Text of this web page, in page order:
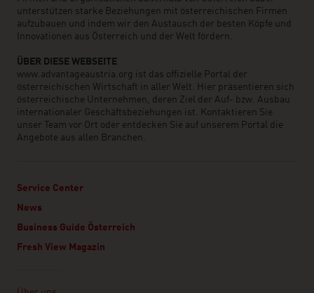
unterstützen starke Beziehungen mit österreichischen Firmen
aufzubauen und indem wir den Austausch der besten Köpfe und
Innovationen aus Österreich und der Welt fördern.
ÜBER DIESE WEBSEITE
www.advantageaustria.org ist das offizielle Portal der
österreichischen Wirtschaft in aller Welt. Hier präsentieren sich
österreichische Unternehmen, deren Ziel der Auf- bzw. Ausbau
internationaler Geschäftsbeziehungen ist. Kontaktieren Sie
unser Team vor Ort oder entdecken Sie auf unserem Portal die
Angebote aus allen Branchen.
Service Center
News
Business Guide Österreich
Fresh View Magazin